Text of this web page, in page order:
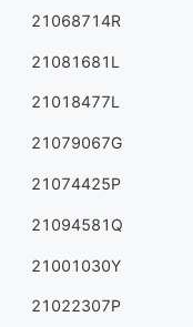
21068714R
21081681L
21018477L
21079067G
21074425P
21094581Q
21001030Y
21022307P